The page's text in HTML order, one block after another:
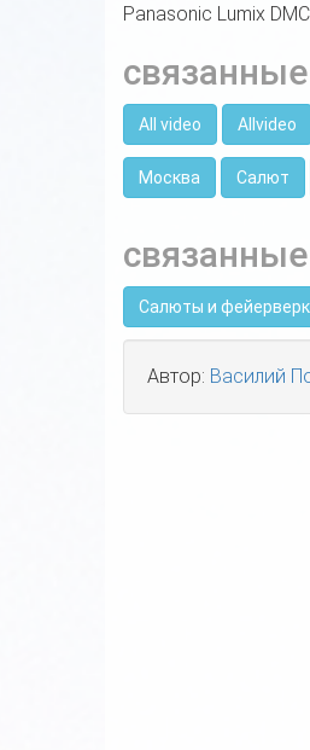
Panasonic Lumix
связанные
All video Allvideo
Москва Салют
Салюты и
Автор: Василий